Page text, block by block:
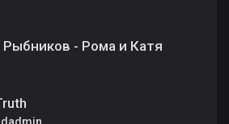
- Рома и Катя